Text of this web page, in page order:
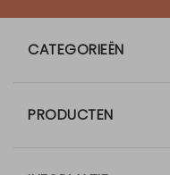
CATEGORIEËN
PRODUCTEN